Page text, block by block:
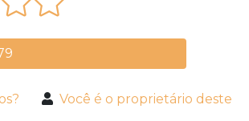
Você é o proprietário deste